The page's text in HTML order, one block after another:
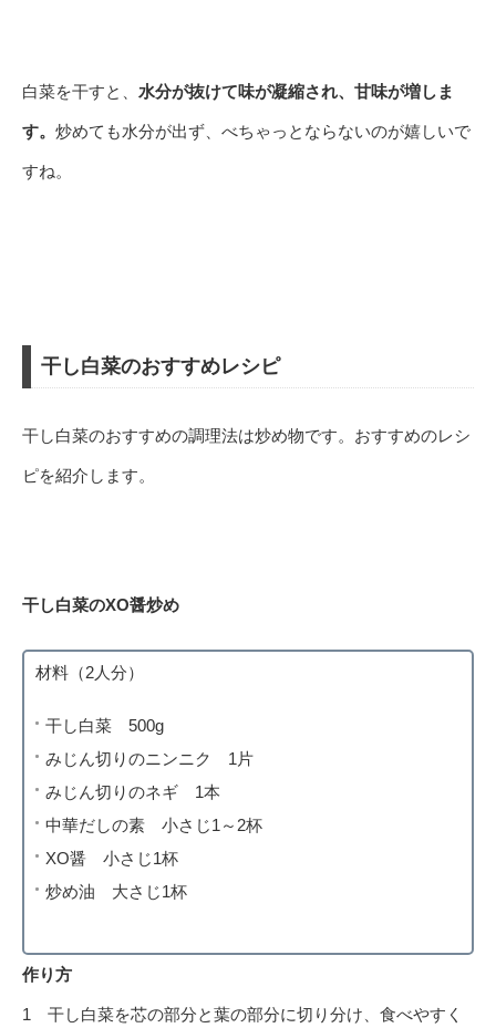
白菜を干すと、 水分が抜けて味が凝縮され、甘味が増しま
す。 炒めても水分が出ず、べちゃっとならないのが嬉しいで
すね。
干し白菜のおすすめレシピ
干し白菜のおすすめの調理法は炒め物です。おすすめのレシ
ピを紹介します。
干し白菜のXO醤炒め
材料（2人分）
干し白菜 500g
みじん切りのニンニク 1片
みじん切りのネギ 1本
中華だしの素 小さじ1～2杯
XO醤 小さじ1杯
炒め油 大さじ1杯
作り方
1 干し白菜を芯の部分と葉の部分に切り分け、食べやすく